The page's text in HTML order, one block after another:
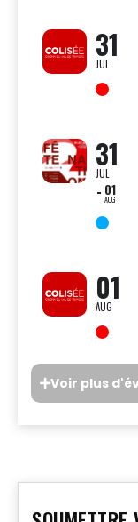
31
JUL
31
JUL
01
AUG
01
AUG
Voir plus